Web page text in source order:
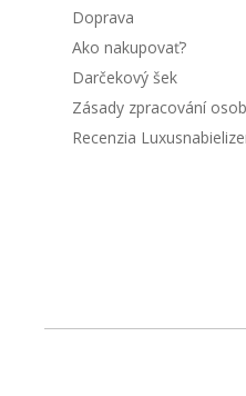
Doprava
Ako nakupovať?
Darčekový šek
Zásady zpracování
Recenzia